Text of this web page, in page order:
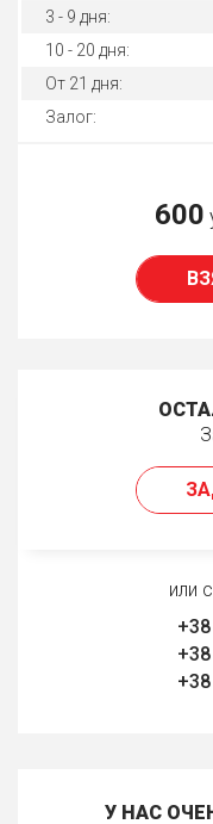
3 - 9 дня:
10 - 20 дня:
От 21 дня:
Залог:
600
или
+38
+38
+38
У НАС